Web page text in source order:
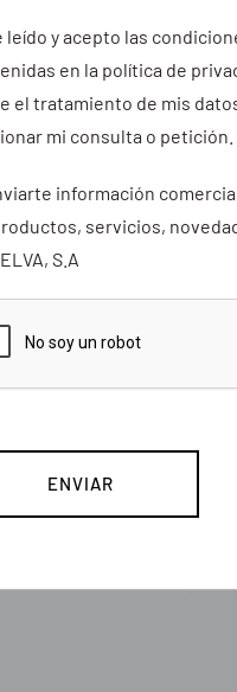
leído y acepto las
en la política de
el tratamiento de mis
mi consulta o petición.
información
servicios,
S.A